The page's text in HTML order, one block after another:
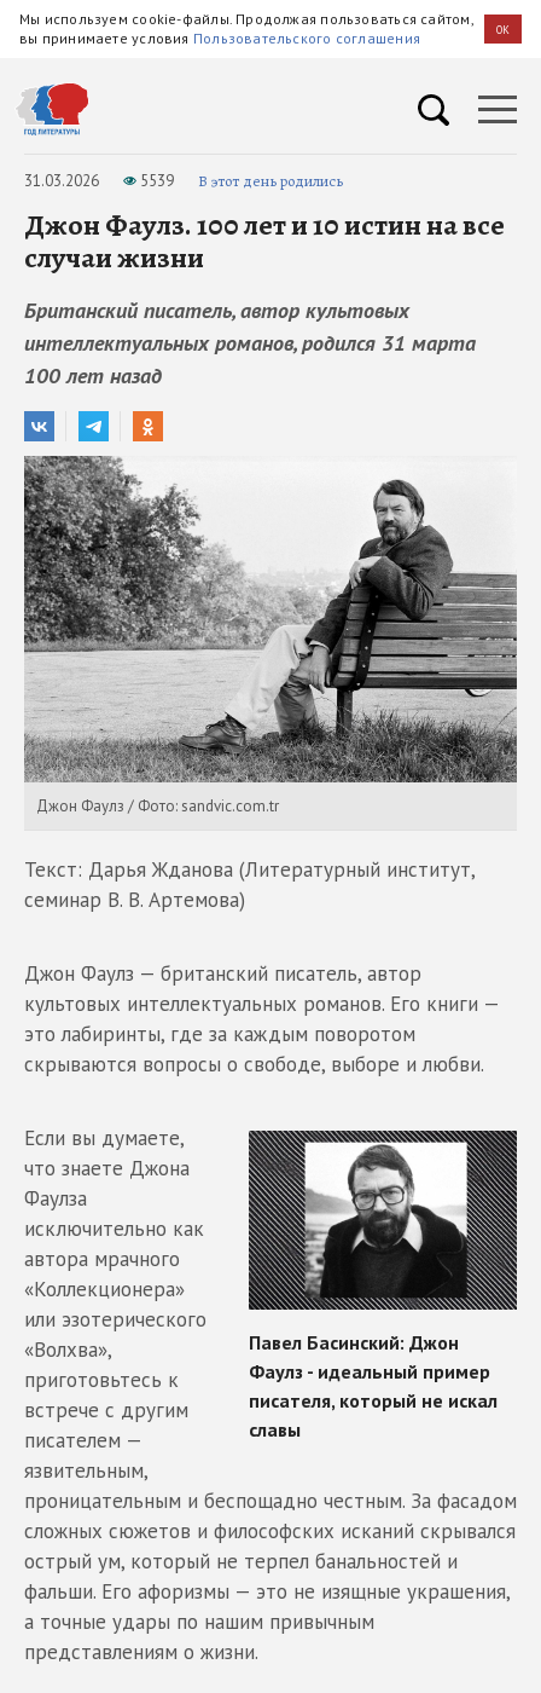
Мы используем cookie-файлы. Продолжая пользоваться сайтом,
вы принимаете условия Пользовательского соглашения OK
31.03.2026 5539 В этот день родились
Джон Фаулз. 100 лет и 10 истин на все
случаи жизни
Британский писатель, автор культовых
интеллектуальных романов, родился 31 марта
100 лет назад
Джон Фаулз / Фото: sandvic.com.tr
Текст: Дарья Жданова (Литературный институт,
семинар В. В. Артемова)
Джон Фаулз — британский писатель, автор
культовых интеллектуальных романов. Его книги —
это лабиринты, где за каждым поворотом
скрываются вопросы о свободе, выборе и любви.
Если вы думаете,
что знаете Джона
Фаулза
исключительно как
автора мрачного
«Коллекционера»
или эзотерического
«Волхва»,
приготовьтесь к
встрече с другим
писателем —
язвительным,
проницательным и беспощадно честным. За фасадом
сложных сюжетов и философских исканий скрывался
острый ум, который не терпел банальностей и
фальши. Его афоризмы — это не изящные украшения,
а точные удары по нашим привычным
представлениям о жизни.